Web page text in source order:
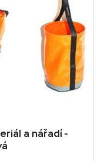
a nářadí -